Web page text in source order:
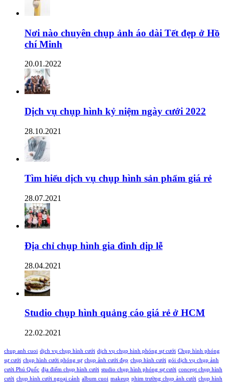
Nơi nào chuyên chụp ảnh áo dài Tết đẹp ở Hồ
chí Minh
20.01.2022
Dịch vụ chụp hình kỷ niệm ngày cưới 2022
28.10.2021
Tìm hiểu dịch vụ chụp hình sản phẩm giá rẻ
28.07.2021
Địa chỉ chụp hình gia đình dịp lễ
28.04.2021
Studio chụp hình quảng cáo giá rẻ ở HCM
22.02.2021
chup anh cuoi dịch vụ chụp hình cưới dịch vụ chụp hình phóng sự cưới Chụp hình phóng
sự cưới chụp hình cưới phóng sự chụp ảnh cưới đẹp chụp hình cưới gói dịch vụ chụp ảnh
cưới Phú Quốc địa điểm chụp hình cưới studio chụp hình phóng sự cưới concept chụp hình
cưới chụp hình cưới ngoại cảnh album cuoi makeup phim trường chụp ảnh cưới chụp hình